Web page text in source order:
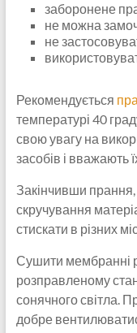
заборонене
не можна
не
Рекомендується
температурі 40
свою увагу на
засобів і вважають
Закінчивши прання,
скручування
стискати в різних
Сушити мембранні
розправленому
сонячного світла.
добре